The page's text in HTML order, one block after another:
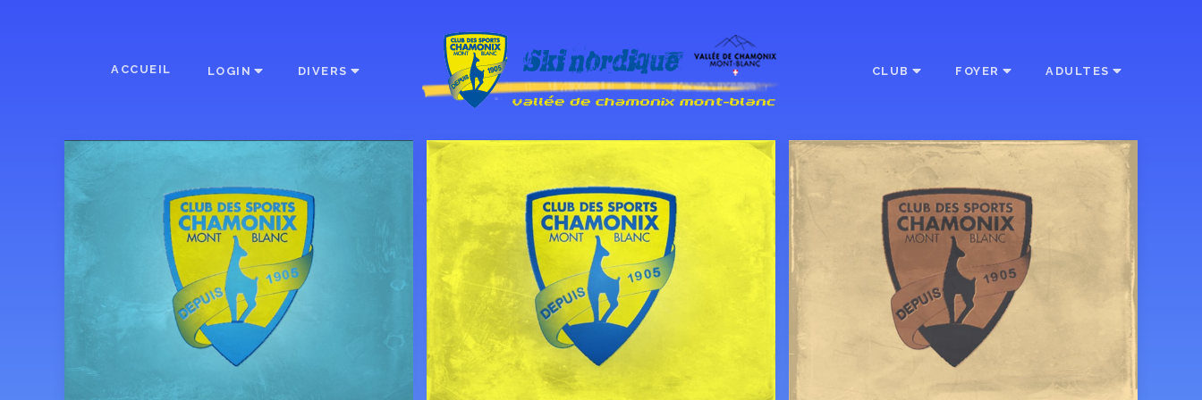
ACCUEIL LOGIN DIVERS CLUB FOYER ADULTES